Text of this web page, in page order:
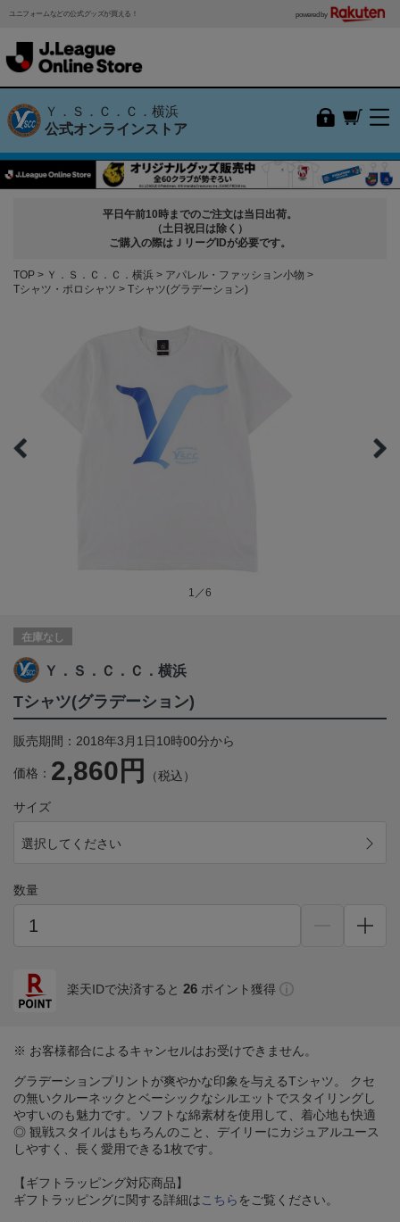
ユニフォームなどの公式グッズが買える！ powered by
Ｙ．Ｓ．Ｃ．Ｃ．横浜
公式オンラインストア
平日午前10時までのご注文は当日出荷。
（土日祝日は除く）
ご購入の際はＪリーグIDが必要です。
TOP Ｙ．Ｓ．Ｃ．Ｃ．横浜
アパレル・ファッション小物
Tシャツ・ポロシャツ
Tシャツ(グラデーション)
1／6
在庫なし
Ｙ．Ｓ．Ｃ．Ｃ．横浜
Tシャツ(グラデーション)
販売期間：2018年3月1日10時00分から
価格： 2,860円 （税込）
サイズ
選択してください
数量
楽天IDで決済すると 26 ポイント獲得
※ お客様都合によるキャンセルはお受けできません。
グラデーションプリントが爽やかな印象を与えるTシャツ。 クセ
の無いクルーネックとベーシックなシルエットでスタイリングし
やすいのも魅力です。ソフトな綿素材を使用して、着心地も快適
◎ 観戦スタイルはもちろんのこと、デイリーにカジュアルユース
しやすく、長く愛用できる1枚です。
【ギフトラッピング対応商品】
ギフトラッピングに関する詳細は こちら をご覧ください。